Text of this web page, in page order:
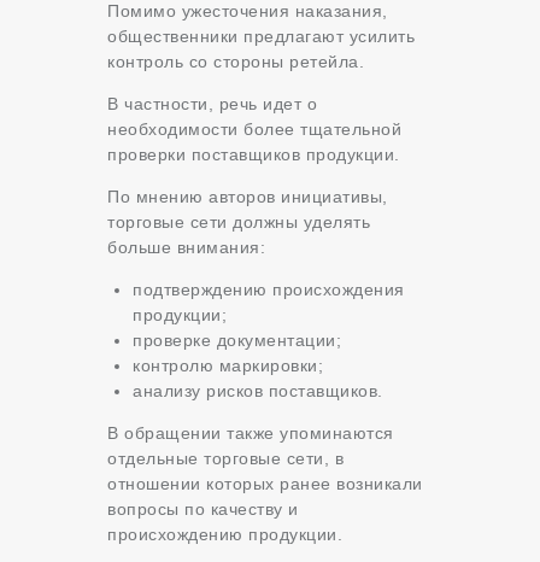
Помимо ужесточения наказания,
общественники предлагают усилить
контроль со стороны ретейла.
В частности, речь идет о
необходимости более тщательной
проверки поставщиков продукции.
По мнению авторов инициативы,
торговые сети должны уделять
больше внимания:
подтверждению происхождения
продукции;
проверке документации;
контролю маркировки;
анализу рисков поставщиков.
В обращении также упоминаются
отдельные торговые сети, в
отношении которых ранее возникали
вопросы по качеству и
происхождению продукции.